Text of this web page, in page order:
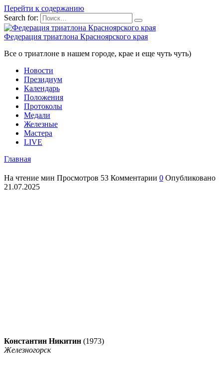
Перейти к содержанию
Search for:
Федерация триатлона Красноярского края
Все о триатлоне в нашем городе, крае и еще чуть чуть)
Новости
Президиум
Календарь
Положения
Протоколы
Медали
Железные
Мастера
LIVE
Главная
На чтение мин Просмотров 53 Комментарии 0 Опубликовано
21.07.2025
Константин Никитин (1973)
Железногорск